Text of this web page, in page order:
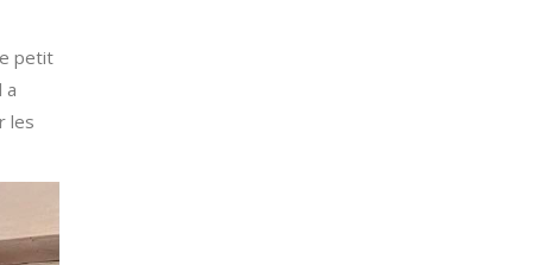
petit
a
les